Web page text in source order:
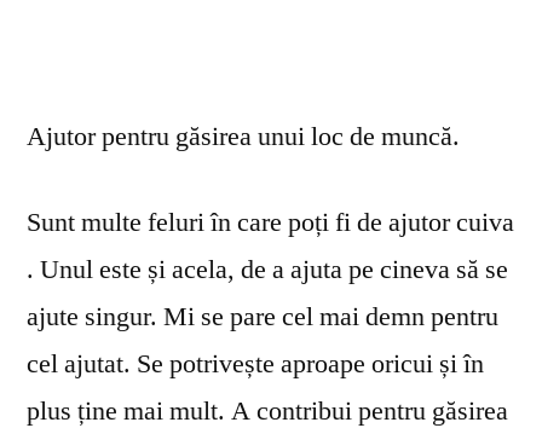
Ajutor pentru găsirea unui loc de muncă.
Sunt multe feluri în care poți fi de ajutor cuiva
. Unul este și acela, de a ajuta pe cineva să se
ajute singur. Mi se pare cel mai demn pentru
cel ajutat. Se potrivește aproape oricui și în
plus ține mai mult. A contribui pentru găsirea